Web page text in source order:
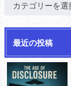
最近の投稿